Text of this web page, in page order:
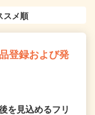
登録および発
を見込めるフリ